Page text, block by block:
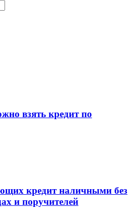
взять кредит по
кредит наличными без
и поручителей